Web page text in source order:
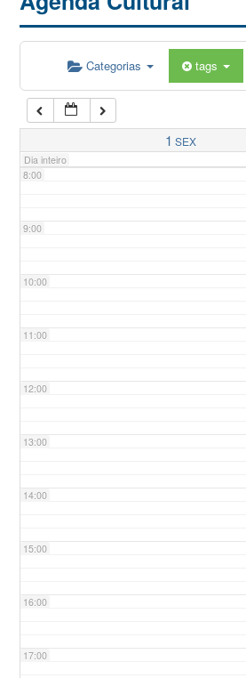
Categorias tags
1 SEX
Dia inteiro
5:00
7:00
8:00
9:00
10:00
11:00
12:00
13:00
14:00
15:00
16:00
17:00